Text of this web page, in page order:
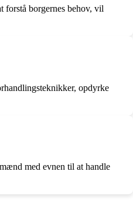
forstå borgernes behov, vil
opdyrke
med evnen til at handle